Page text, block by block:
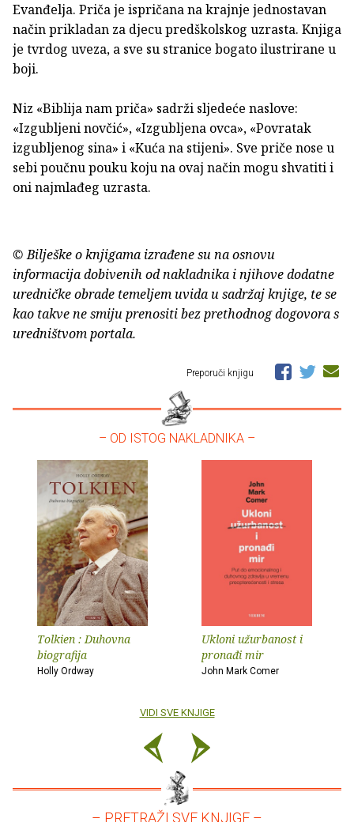
Evanđelja. Priča je ispričana na krajnje jednostavan
način prikladan za djecu predškolskog uzrasta. Knjiga
je tvrdog uveza, a sve su stranice bogato ilustrirane u
boji.
Niz «Biblija nam priča» sadrži sljedeće naslove:
«Izgubljeni novčić», «Izgubljena ovca», «Povratak
izgubljenog sina» i «Kuća na stijeni». Sve priče nose u
sebi poučnu pouku koju na ovaj način mogu shvatiti i
oni najmlađeg uzrasta.
© Bilješke o knjigama izrađene su na osnovu
informacija dobivenih od nakladnika i njihove dodatne
uredničke obrade temeljem uvida u sadržaj knjige, te se
kao takve ne smiju prenositi bez prethodnog dogovora s
uredništvom portala.
Preporuči knjigu
– OD ISTOG NAKLADNIKA –
Tolkien : Duhovna
biografija
Holly Ordway
Ukloni užurbanost i
pronađi mir
John Mark Comer
VIDI SVE KNJIGE
– PRETRAŽI SVE KNJIGE –